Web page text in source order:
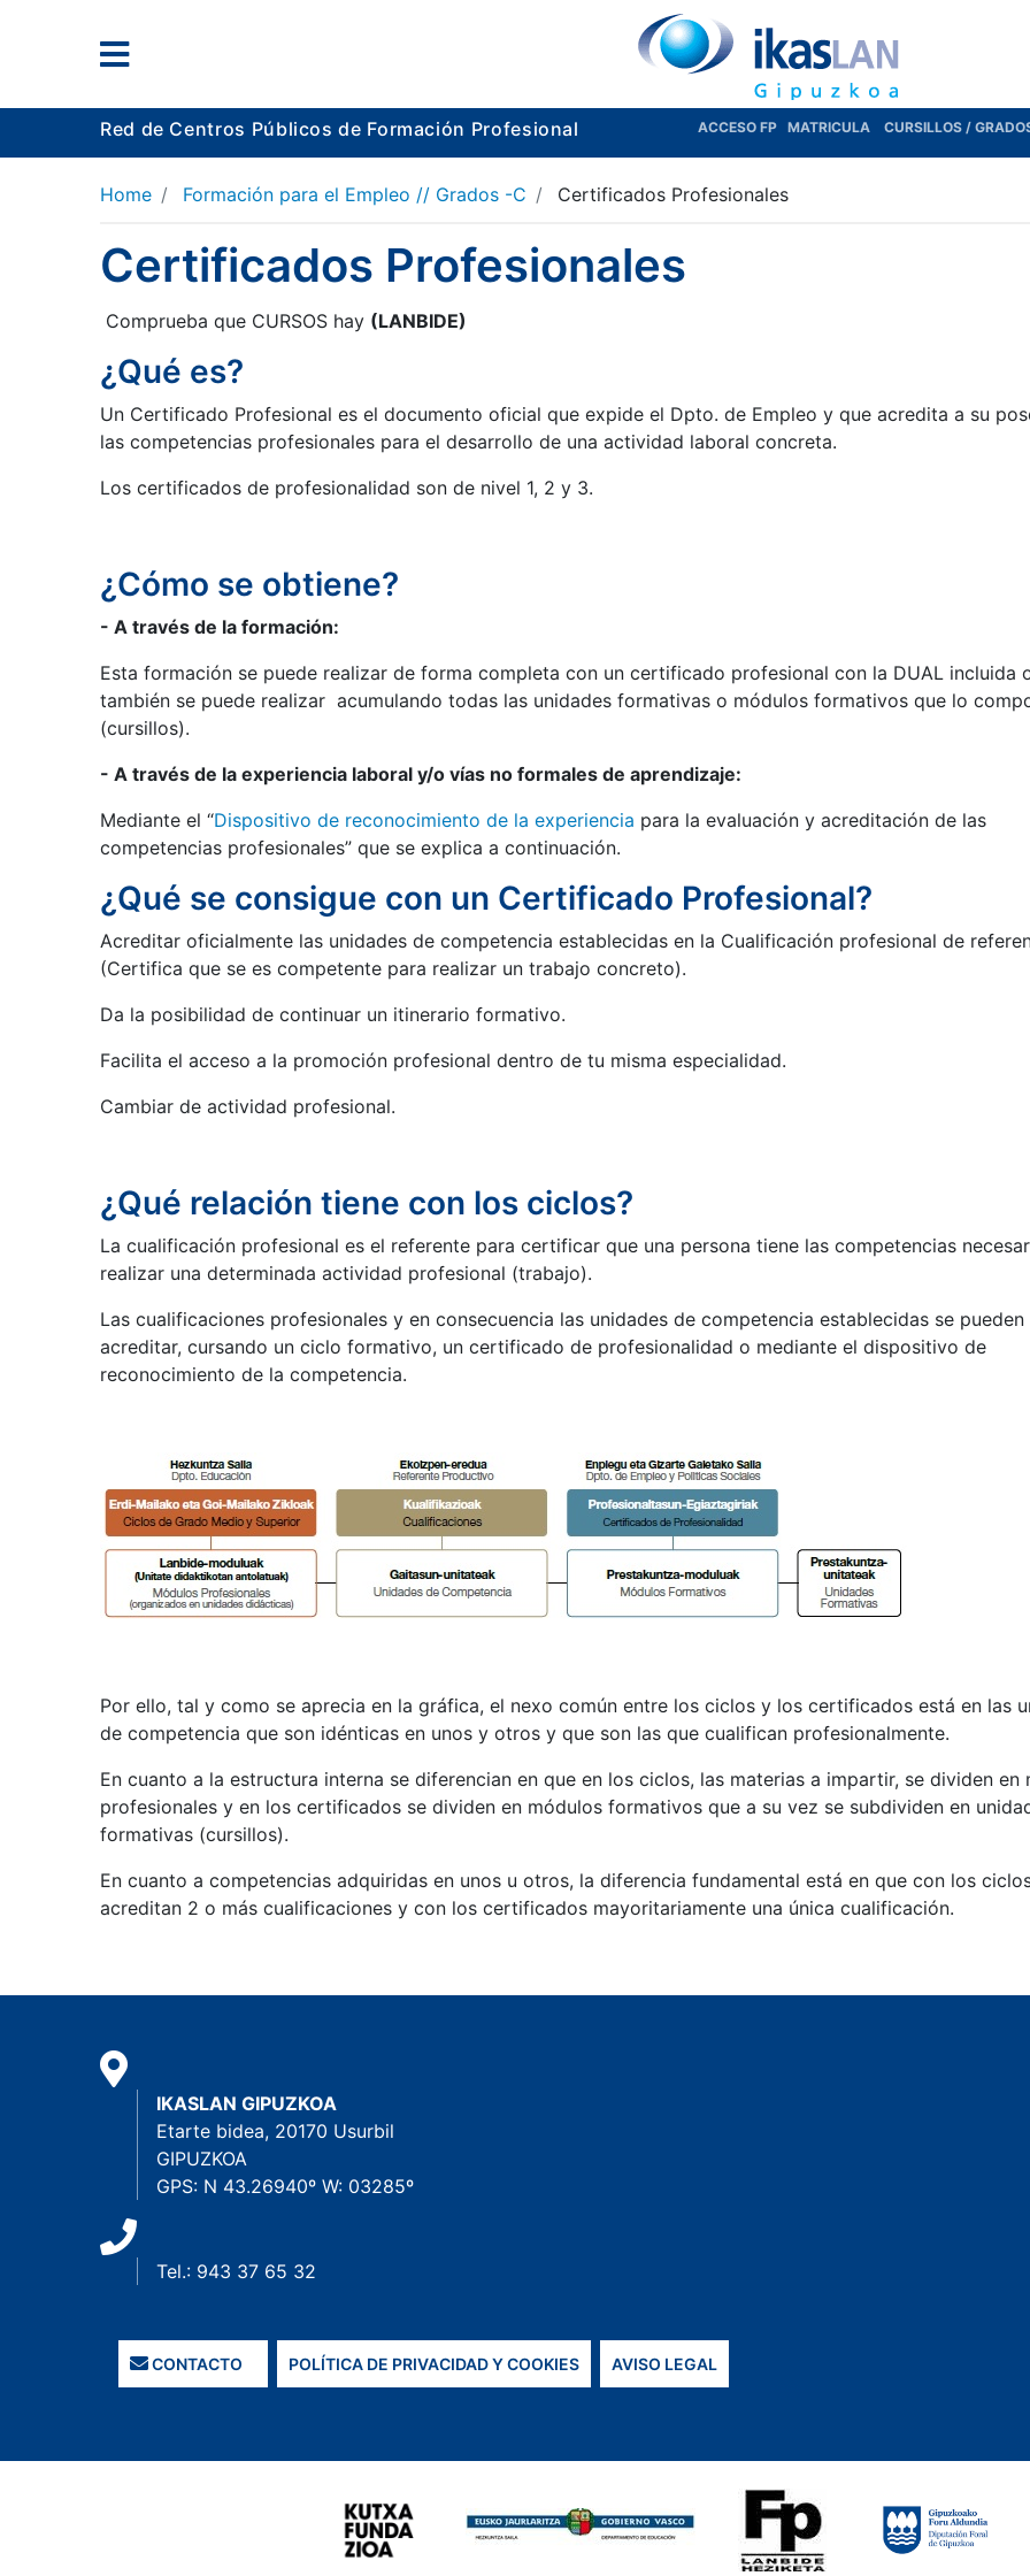
Red de Centros Públicos de Formación Profesional ACCESO FP MATRICULA CURSILLOS /
Home Formación para el Empleo // Grados -C Certificados Profesionales
Certificados Profesionales
Comprueba que CURSOS hay (LANBIDE)
¿Qué es?
Un Certificado Profesional es el documento oficial que expide el Dpto. de Empleo y que acredita a su
las competencias profesionales para el desarrollo de una actividad laboral concreta.
Los certificados de profesionalidad son de nivel 1, 2 y 3.
¿Cómo se obtiene?
- A través de la formación:
Esta formación se puede realizar de forma completa con un certificado profesional con la DUAL incluida
también se puede realizar acumulando todas las unidades formativas o módulos formativos que lo
(cursillos).
- A través de la experiencia laboral y/o vías no formales de aprendizaje:
Mediante el “Dispositivo de reconocimiento de la experiencia para la evaluación y acreditación de las
competencias profesionales” que se explica a continuación.
¿Qué se consigue con un Certificado Profesional?
Acreditar oficialmente las unidades de competencia establecidas en la Cualificación profesional de
(Certifica que se es competente para realizar un trabajo concreto).
Da la posibilidad de continuar un itinerario formativo.
Facilita el acceso a la promoción profesional dentro de tu misma especialidad.
Cambiar de actividad profesional.
¿Qué relación tiene con los ciclos?
La cualificación profesional es el referente para certificar que una persona tiene las competencias
realizar una determinada actividad profesional (trabajo).
Las cualificaciones profesionales y en consecuencia las unidades de competencia establecidas se pueden
acreditar, cursando un ciclo formativo, un certificado de profesionalidad o mediante el dispositivo de
reconocimiento de la competencia.
Por ello, tal y como se aprecia en la gráfica, el nexo común entre los ciclos y los certificados está en las
de competencia que son idénticas en unos y otros y que son las que cualifican profesionalmente.
En cuanto a la estructura interna se diferencian en que en los ciclos, las materias a impartir, se dividen en
profesionales y en los certificados se dividen en módulos formativos que a su vez se subdividen en
formativas (cursillos).
En cuanto a competencias adquiridas en unos u otros, la diferencia fundamental está en que con los
acreditan 2 o más cualificaciones y con los certificados mayoritariamente una única cualificación.
IKASLAN GIPUZKOA
Etarte bidea, 20170 Usurbil
GIPUZKOA
GPS: N 43.26940º W: 03285º
Tel.: 943 37 65 32
CONTACTO POLÍTICA DE PRIVACIDAD Y COOKIES AVISO LEGAL